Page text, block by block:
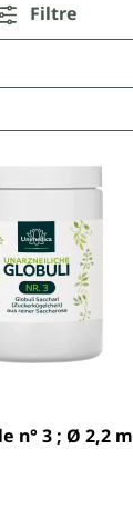
Filtre
5 étoiles
n° 3 ; Ø 2,2